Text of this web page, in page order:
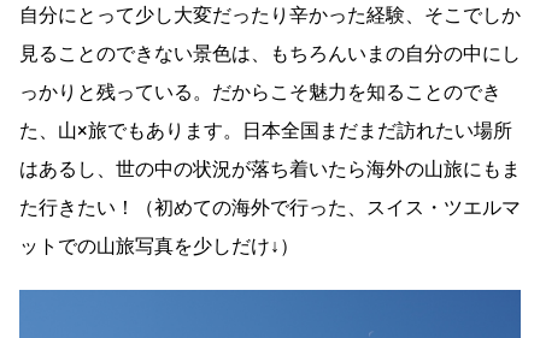
自分にとって少し大変だったり辛かった経験、そこでしか
見ることのできない景色は、もちろんいまの自分の中にし
っかりと残っている。だからこそ魅力を知ることのでき
た、山×旅でもあります。日本全国まだまだ訪れたい場所
はあるし、世の中の状況が落ち着いたら海外の山旅にもま
た行きたい！（初めての海外で行った、スイス・ツエルマ
ットでの山旅写真を少しだけ↓）